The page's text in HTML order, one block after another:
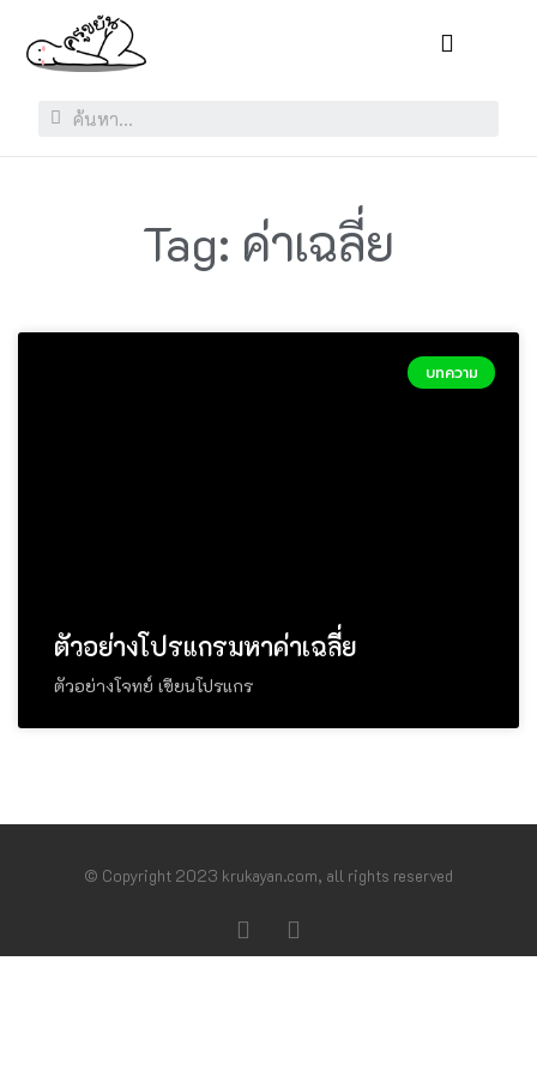
Tag: ค่าเฉลี่ย
บทความ
ตัวอย่างโปรแกรมหาค่าเฉลี่ย
ตัวอย่างโจทย์ เขียนโปรแกร
© Copyright 2023 krukayan.com, all rights reserved